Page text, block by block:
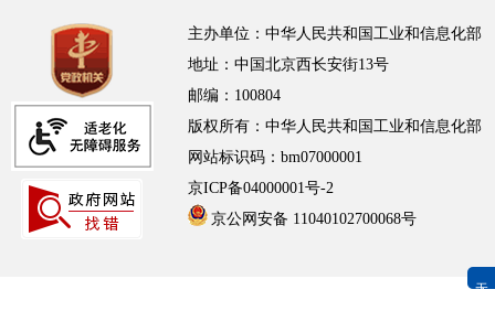
无障碍浏览
主办单位：中华人民共和国工业和信息化部
地址：中国北京西长安街13号
邮编：100804
版权所有：中华人民共和国工业和信息化部
网站标识码：bm07000001
京ICP备04000001号-2
京公网安备 11040102700068号